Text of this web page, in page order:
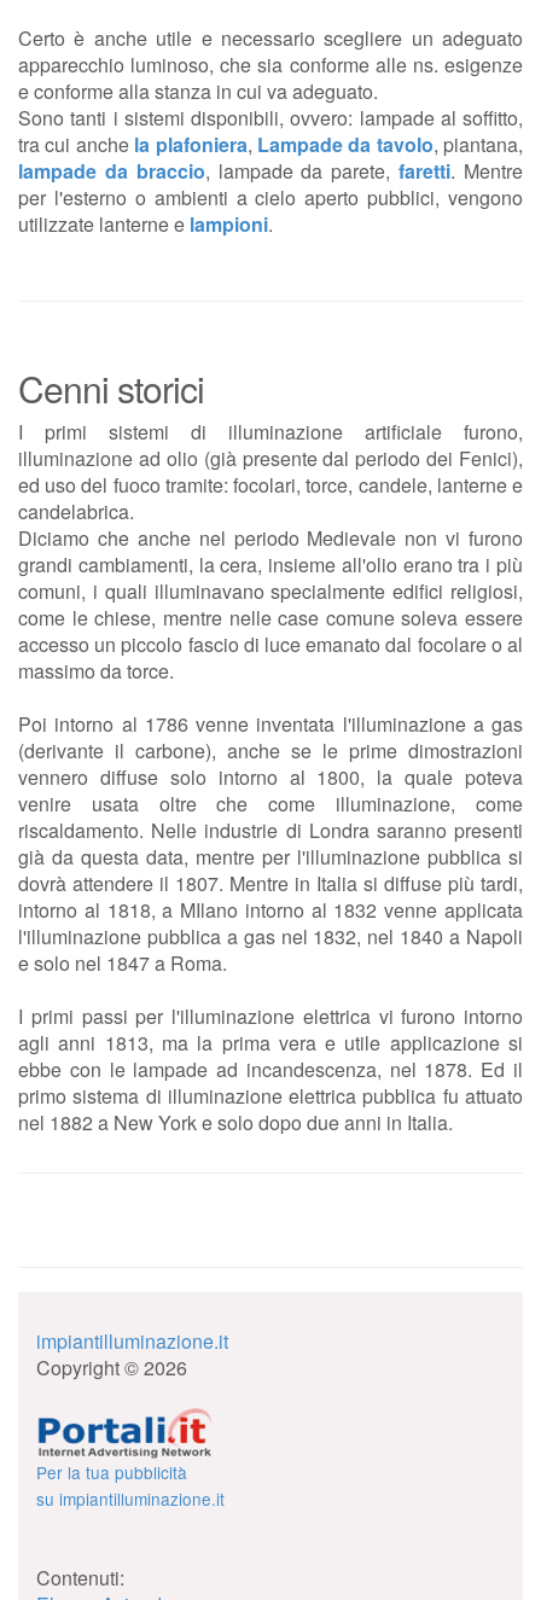
Certo è anche utile e necessario scegliere un adeguato
apparecchio luminoso, che sia conforme alle ns. esigenze
e conforme alla stanza in cui va adeguato.
Sono tanti i sistemi disponibili, ovvero: lampade al soffitto,
tra cui anche la plafoniera, Lampade da tavolo, piantana,
lampade da braccio, lampade da parete,faretti. Mentre
per l'esterno o ambienti a cielo aperto pubblici, vengono
utilizzate lanterne e lampioni.
Cenni storici
I primi sistemi di illuminazione artificiale furono,
illuminazione ad olio (già presente dal periodo dei Fenici),
ed uso del fuoco tramite: focolari, torce, candele, lanterne e
candelabrica.
Diciamo che anche nel periodo Medievale non vi furono
grandi cambiamenti, la cera, insieme all'olio erano tra i più
comuni, i quali illuminavano specialmente edifici religiosi,
come le chiese, mentre nelle case comune soleva essere
accesso un piccolo fascio di luce emanato dal focolare o al
massimo da torce.
Poi intorno al 1786 venne inventata l'illuminazione a gas
(derivante il carbone), anche se le prime dimostrazioni
vennero diffuse solo intorno al 1800, la quale poteva
venire usata oltre che come illuminazione, come
riscaldamento. Nelle industrie di Londra saranno presenti
già da questa data, mentre per l'illuminazione pubblica si
dovrà attendere il 1807. Mentre in Italia si diffuse più tardi,
intorno al 1818, a MIlano intorno al 1832 venne applicata
l'illuminazione pubblica a gas nel 1832, nel 1840 a Napoli
e solo nel 1847 a Roma.
I primi passi per l'illuminazione elettrica vi furono intorno
agli anni 1813, ma la prima vera e utile applicazione si
ebbe con le lampade ad incandescenza, nel 1878. Ed il
primo sistema di illuminazione elettrica pubblica fu attuato
nel 1882 a New York e solo dopo due anni in Italia.
impiantilluminazione.it
Copyright © 2026
Per la tua pubblicità
su impiantilluminazione.it
Contenuti: